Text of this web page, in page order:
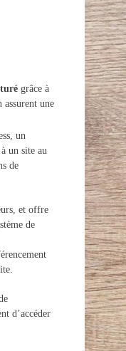
grâce à
assurent une
un
un site au
de
et offre
de
d’accéder